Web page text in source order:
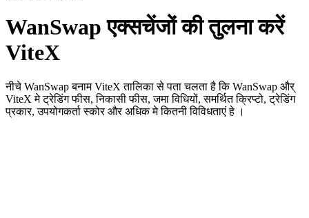
WanSwap एक्सचेंजों की तुलना करें
ViteX
नीचे WanSwap बनाम ViteX तालिका से पता चलता है कि WanSwap और्
ViteX मे ट्रेडिंग फीस, निकासी फीस, जमा विधियों, समर्थित क्रिप्टो, ट्रेडिंग
प्रकार, उपयोगकर्ता स्कोर और अधिक मे कितनी विविधताएं हे ।